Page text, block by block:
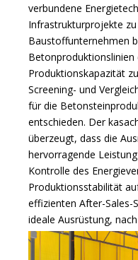
verbundene
Infrastrukturprojekte
Baustoffunternehmen
Betonproduktionslinien
Produktionskapazität
Screening- und
für die
entschieden. Der
überzeugt, dass die
hervorragende
Kontrolle des
Produktionsstabilität
effizienten After-Sales-
ideale Ausrüstung,